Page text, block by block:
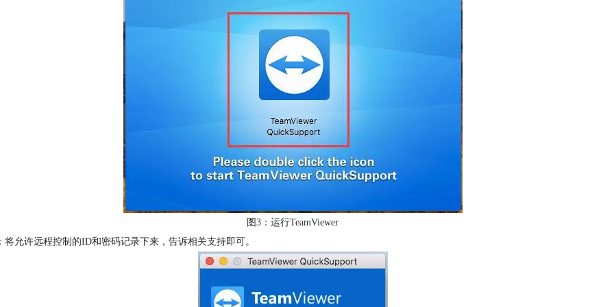
图3：运行TeamViewer
将允许远程控制的ID和密码记录下来，告诉相关支持即可。